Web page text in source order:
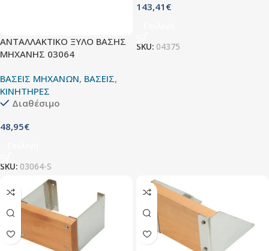
ΑΝΤΑΛΛΑΚΤΙΚΟ ΞΥΛΟ ΒΑΣΗΣ
ΜΗΧΑΝΗΣ 03064
ΒΑΣΕΙΣ ΜΗΧΑΝΩΝ, ΒΑΣΕΙΣ,
ΚΙΝΗΤΗΡΕΣ
Διαθέσιμο
48,95€
SKU: 03064-S
143,41 €
SKU: 04375